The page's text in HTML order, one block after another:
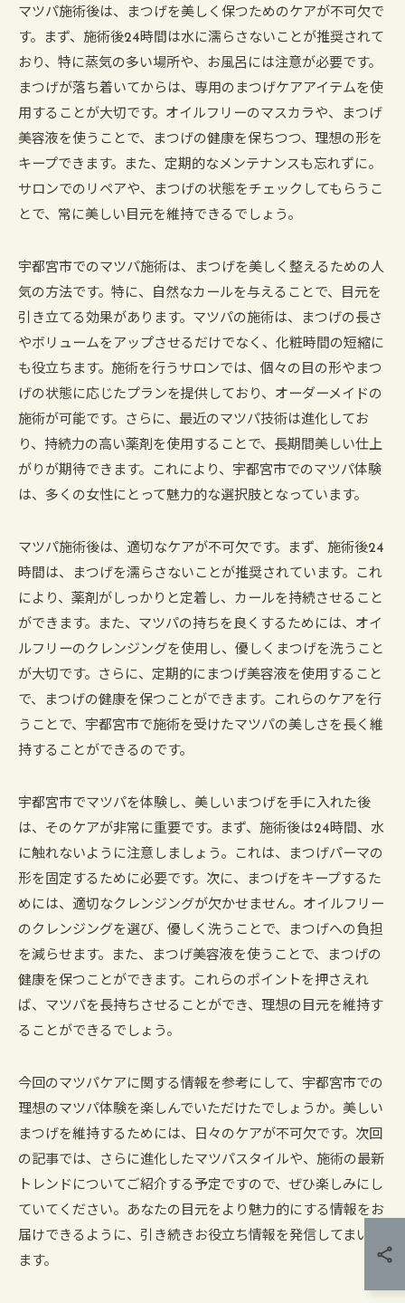
マツパ施術後は、まつげを美しく保つためのケアが不可欠で
す。まず、施術後24時間は水に濡らさないことが推奨されて
おり、特に蒸気の多い場所や、お風呂には注意が必要です。
まつげが落ち着いてからは、専用のまつげケアアイテムを使
用することが大切です。オイルフリーのマスカラや、まつげ
美容液を使うことで、まつげの健康を保ちつつ、理想の形を
キープできます。また、定期的なメンテナンスも忘れずに。
サロンでのリペアや、まつげの状態をチェックしてもらうこ
とで、常に美しい目元を維持できるでしょう。
宇都宮市でのマツパ施術は、まつげを美しく整えるための人
気の方法です。特に、自然なカールを与えることで、目元を
引き立てる効果があります。マツパの施術は、まつげの長さ
やボリュームをアップさせるだけでなく、化粧時間の短縮に
も役立ちます。施術を行うサロンでは、個々の目の形やまつ
げの状態に応じたプランを提供しており、オーダーメイドの
施術が可能です。さらに、最近のマツパ技術は進化してお
り、持続力の高い薬剤を使用することで、長期間美しい仕上
がりが期待できます。これにより、宇都宮市でのマツパ体験
は、多くの女性にとって魅力的な選択肢となっています。
マツパ施術後は、適切なケアが不可欠です。まず、施術後24
時間は、まつげを濡らさないことが推奨されています。これ
により、薬剤がしっかりと定着し、カールを持続させること
ができます。また、マツパの持ちを良くするためには、オイ
ルフリーのクレンジングを使用し、優しくまつげを洗うこと
が大切です。さらに、定期的にまつげ美容液を使用すること
で、まつげの健康を保つことができます。これらのケアを行
うことで、宇都宮市で施術を受けたマツパの美しさを長く維
持することができるのです。
宇都宮市でマツパを体験し、美しいまつげを手に入れた後
は、そのケアが非常に重要です。まず、施術後は24時間、水
に触れないように注意しましょう。これは、まつげパーマの
形を固定するために必要です。次に、まつげをキープするた
めには、適切なクレンジングが欠かせません。オイルフリー
のクレンジングを選び、優しく洗うことで、まつげへの負担
を減らせます。また、まつげ美容液を使うことで、まつげの
健康を保つことができます。これらのポイントを押さえれ
ば、マツパを長持ちさせることができ、理想の目元を維持す
ることができるでしょう。
今回のマツパケアに関する情報を参考にして、宇都宮市での
理想のマツパ体験を楽しんでいただけたでしょうか。美しい
まつげを維持するためには、日々のケアが不可欠です。次回
の記事では、さらに進化したマツパスタイルや、施術の最新
トレンドについてご紹介する予定ですので、ぜひ楽しみにし
ていてください。あなたの目元をより魅力的にする情報をお
届けできるように、引き続きお役立ち情報を発信してまいり
ます。